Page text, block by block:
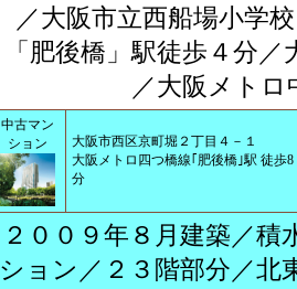
／大阪市立西船場小学
「肥後橋」駅徒歩４分
／大阪メトロ
中古マン
ション
大阪市西区京町堀２丁目４－１
大阪メトロ四つ橋線｢肥後橋｣駅 徒歩8
分
２００９年８月建築／
ション／２３階部分／北